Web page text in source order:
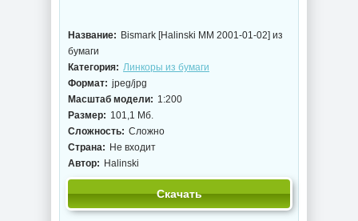
Название: Bismark [Halinski MM 2001-01-02] из
бумаги
Категория: Линкоры из бумаги
Формат: jpeg/jpg
Масштаб модели: 1:200
Размер: 101,1 Мб.
Сложность: Сложно
Страна: Не входит
Автор: Halinski
Скачать